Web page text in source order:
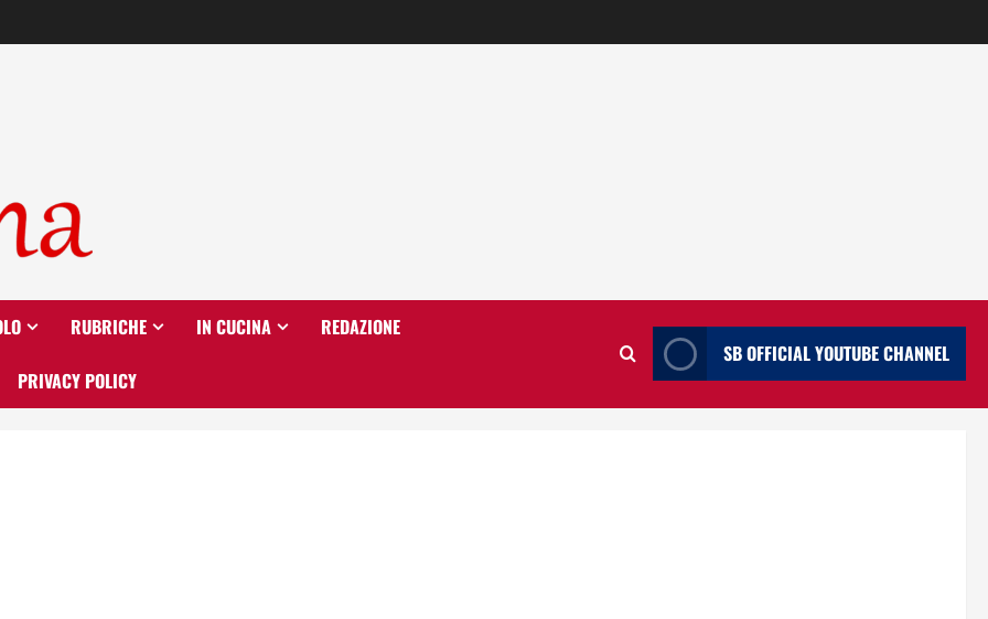
RUBRICHE IN CUCINA REDAZIONE
PRIVACY POLICY
SB OFFICIAL YOUTUBE CHANNEL